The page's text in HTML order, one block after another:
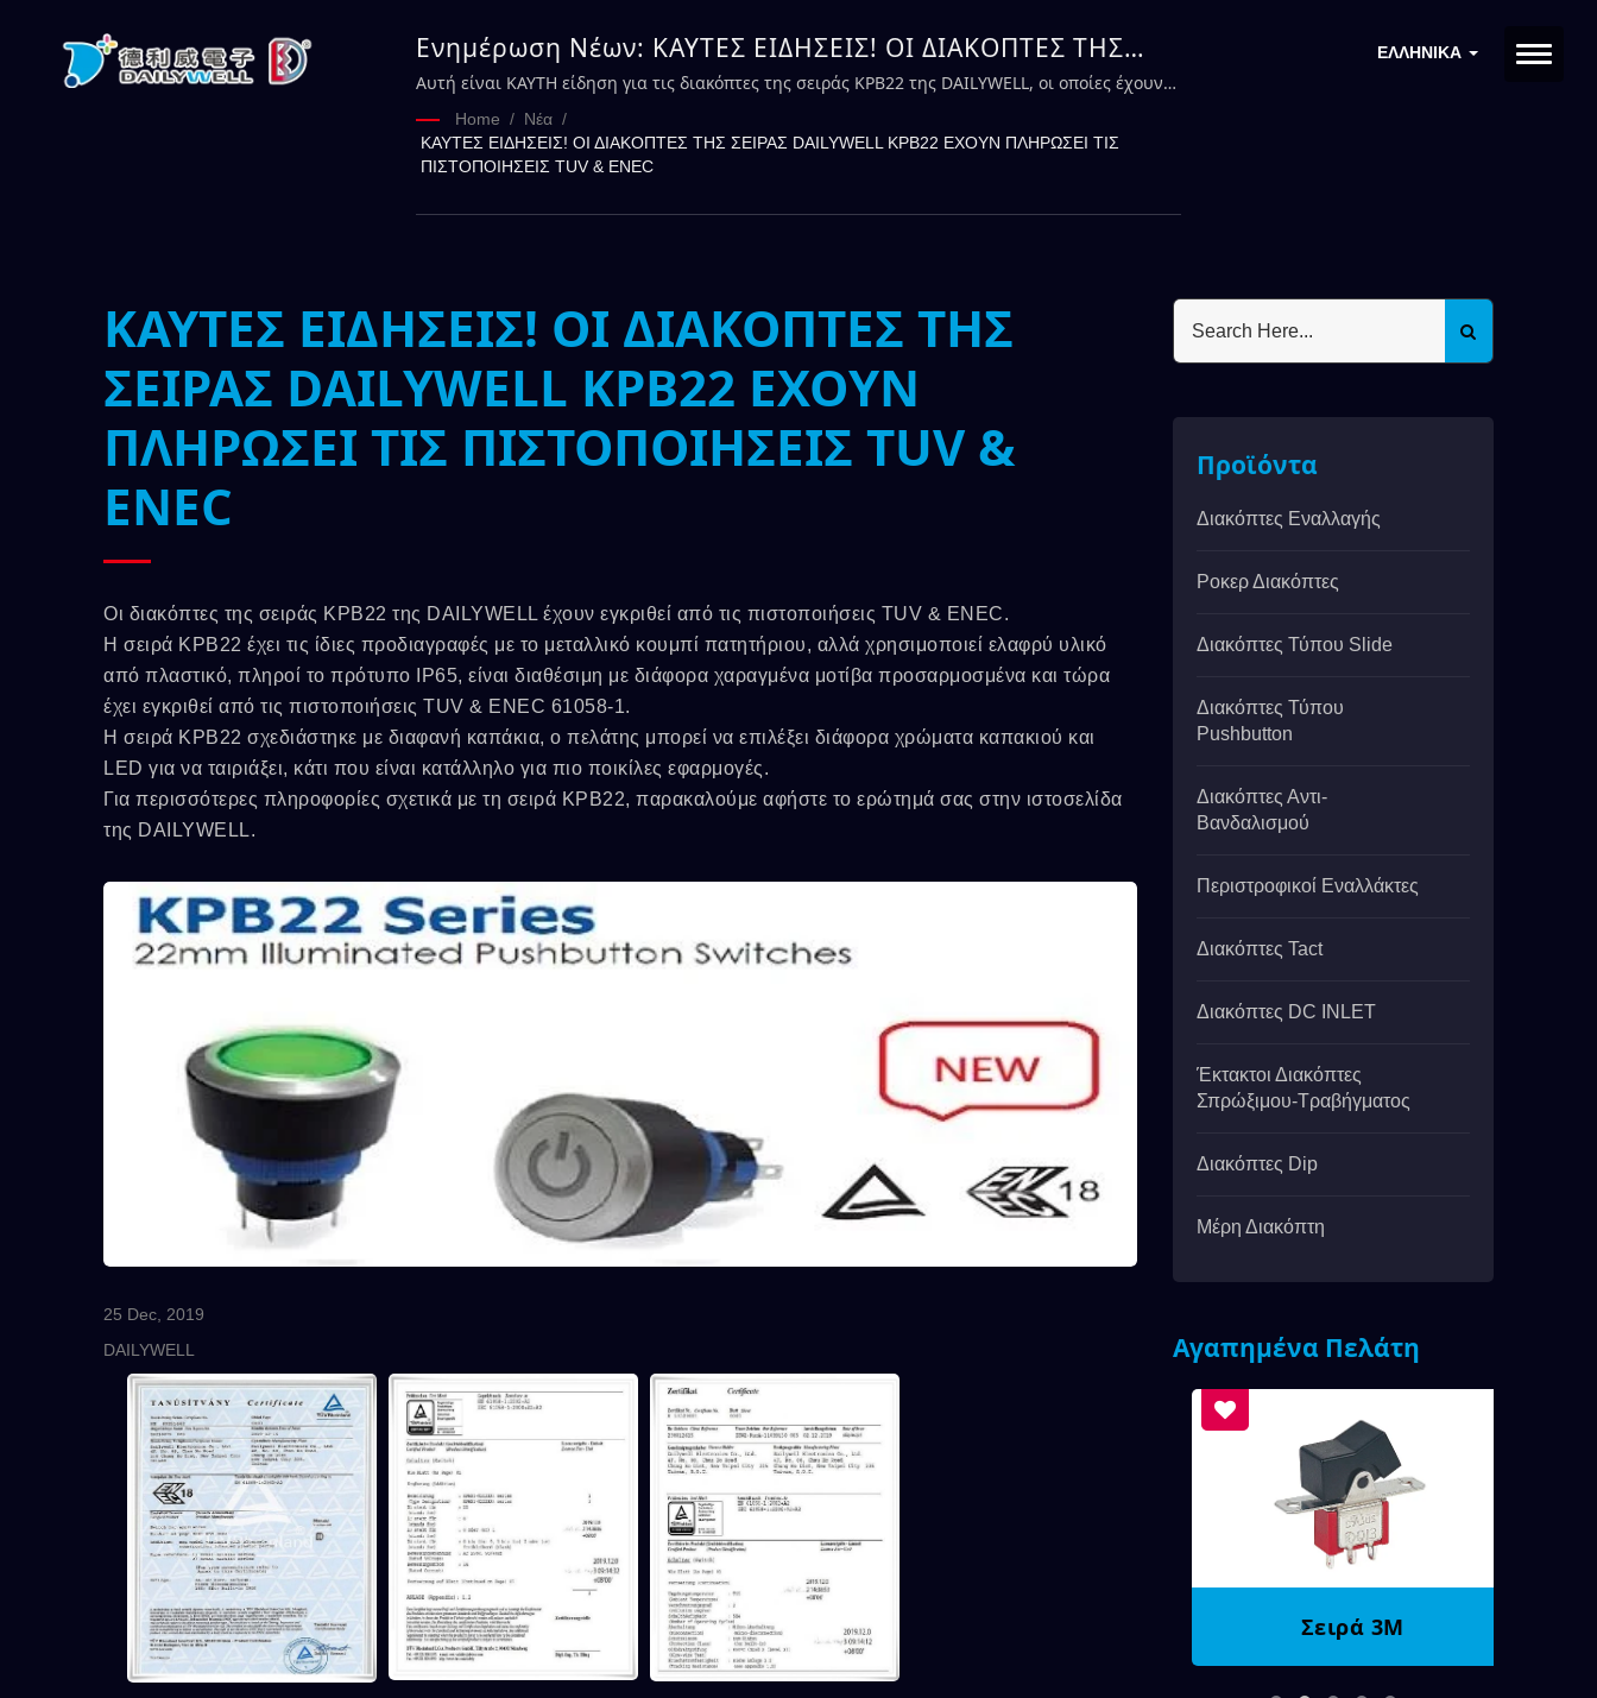
ΕΛΛΗΝΙΚΆ
Ενημέρωση Νέων: ΚΑΥΤΕΣ ΕΙΔΗΣΕΙΣ! ΟΙ ΔΙΑΚΟΠΤΕΣ ΤΗΣ
ΣΕΙΡΑΣ DAILYWELL KPB22 ΕΧΟΥΝ ΠΛΗΡΩΣΕΙ ΤΙΣ
ΠΙΣΤΟΠΟΙΗΣΕΙΣ TUV & ENEC | DAILYWELL
Αυτή είναι ΚΑΥΤΗ είδηση για τις διακόπτες της σειράς KPB22 της DAILYWELL, οι οποίες έχουν
Home / Νέα /
ΚΑΥΤΕΣ ΕΙΔΗΣΕΙΣ! ΟΙ ΔΙΑΚΟΠΤΕΣ ΤΗΣ ΣΕΙΡΑΣ DAILYWELL KPB22 ΕΧΟΥΝ ΠΛΗΡΩΣΕΙ ΤΙΣ
ΠΙΣΤΟΠΟΙΗΣΕΙΣ TUV & ENEC
ΚΑΥΤΕΣ ΕΙΔΗΣΕΙΣ! ΟΙ ΔΙΑΚΟΠΤΕΣ ΤΗΣ
ΣΕΙΡΑΣ DAILYWELL KPB22 ΕΧΟΥΝ
ΠΛΗΡΩΣΕΙ ΤΙΣ ΠΙΣΤΟΠΟΙΗΣΕΙΣ TUV &
ENEC
Οι διακόπτες της σειράς KPB22 της DAILYWELL έχουν εγκριθεί από τις πιστοποιήσεις TUV & ENEC.
Η σειρά KPB22 έχει τις ίδιες προδιαγραφές με το μεταλλικό κουμπί πατητήριου, αλλά χρησιμοποιεί ελαφρύ υλικό
από πλαστικό, πληροί το πρότυπο IP65, είναι διαθέσιμη με διάφορα χαραγμένα μοτίβα προσαρμοσμένα και τώρα
έχει εγκριθεί από τις πιστοποιήσεις TUV & ENEC 61058-1.
Η σειρά KPB22 σχεδιάστηκε με διαφανή καπάκια, ο πελάτης μπορεί να επιλέξει διάφορα χρώματα καπακιού και
LED για να ταιριάξει, κάτι που είναι κατάλληλο για πιο ποικίλες εφαρμογές.
Για περισσότερες πληροφορίες σχετικά με τη σειρά KPB22, παρακαλούμε αφήστε το ερώτημά σας στην ιστοσελίδα
της DAILYWELL.
25 Dec, 2019
DAILYWELL
Προϊόντα
Διακόπτες Εναλλαγής
Ροκερ Διακόπτες
Διακόπτες Τύπου Slide
Διακόπτες Τύπου
Pushbutton
Διακόπτες Αντι-
Βανδαλισμού
Περιστροφικοί Εναλλάκτες
Διακόπτες Tact
Διακόπτες DC INLET
Έκτακτοι Διακόπτες
Σπρώξιμου-Τραβήγματος
Διακόπτες Dip
Μέρη Διακόπτη
Αγαπημένα Πελάτη
Σειρά 7M Σειρά MPB Σειρά 3M